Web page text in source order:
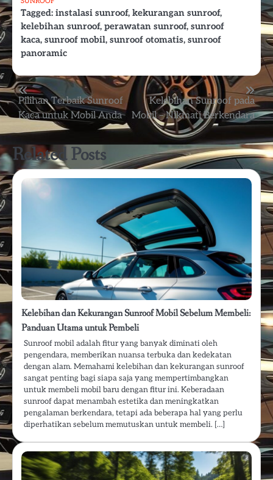
Tagged: instalasi sunroof, kekurangan sunroof,
kelebihan sunroof, perawatan sunroof, sunroof
kaca, sunroof mobil, sunroof otomatis, sunroof
panoramic
Post
navigation
Pilihan Terbaik Sunroof
Kaca untuk Mobil Anda
Kelebihan Sunroof pada
Mobil – Nikmati Berkendara
Related Posts
Kelebihan dan Kekurangan Sunroof Mobil Sebelum Membeli:
Panduan Utama untuk Pembeli
Sunroof mobil adalah fitur yang banyak diminati oleh
pengendara, memberikan nuansa terbuka dan kedekatan
dengan alam. Memahami kelebihan dan kekurangan sunroof
sangat penting bagi siapa saja yang mempertimbangkan
untuk membeli mobil baru dengan fitur ini. Keberadaan
sunroof dapat menambah estetika dan meningkatkan
pengalaman berkendara, tetapi ada beberapa hal yang perlu
diperhatikan sebelum memutuskan untuk membeli. […]